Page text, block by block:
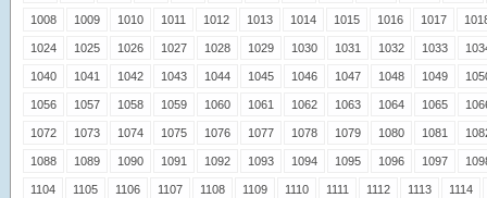
1008 1009 1010 1011 1012 1013 1014 1015 1016 1017
1024 1025 1026 1027 1028 1029 1030 1031 1032 1033
1040 1041 1042 1043 1044 1045 1046 1047 1048 1049
1056 1057 1058 1059 1060 1061 1062 1063 1064 1065
1072 1073 1074 1075 1076 1077 1078 1079 1080 1081
1088 1089 1090 1091 1092 1093 1094 1095 1096 1097
1104 1105 1106 1107 1108 1109 1110 1111 1112 1113 1114